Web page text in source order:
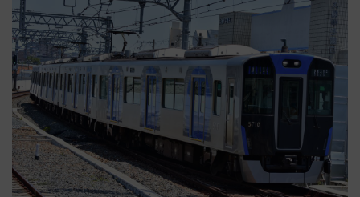
雑な手続きも不要でお手軽に楽
しめるプランが登場
サダーになろう